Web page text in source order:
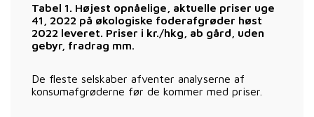
Tabel 1. Højest opnåelige, aktuelle priser uge
41, 2022 på økologiske foderafgrøder høst
2022 leveret. Priser i kr./hkg, ab gård, uden
gebyr, fradrag mm.
De fleste selskaber afventer analyserne af
konsumafgrøderne før de kommer med priser.